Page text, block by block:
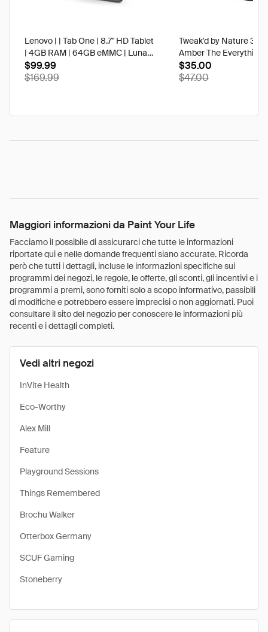
Lenovo | | Tab One | 8.7" HD Tablet
| 4GB RAM | 64GB eMMC | Luna
Grey | Best Buy
$99.99
$169.99
Tweak'd by Nature 3
Amber The Everything
$35.00
$47.00
Maggiori informazioni da Paint Your Life
Facciamo il possibile di assicurarci che tutte le informazioni
riportate qui e nelle domande frequenti siano accurate. Ricorda
però che tutti i dettagli, incluse le informazioni specifiche sui
programmi dei negozi, le regole, le offerte, gli sconti, gli incentivi e i
programmi a premi, sono forniti solo a scopo informativo, passibili
di modifiche e potrebbero essere imprecisi o non aggiornati. Puoi
consultare il sito del negozio per conoscere le informazioni più
recenti e i dettagli completi.
Vedi altri negozi
InVite Health
Eco-Worthy
Alex Mill
Feature
Playground Sessions
Things Remembered
Brochu Walker
Otterbox Germany
SCUF Gaming
Stoneberry